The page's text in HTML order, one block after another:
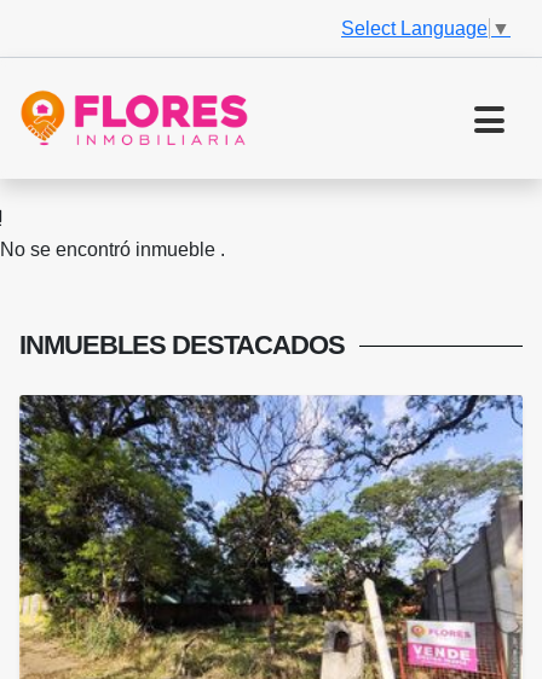
Select Language ▼
No se encontró inmueble .
INMUEBLES DESTACADOS